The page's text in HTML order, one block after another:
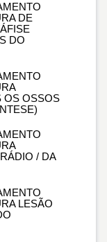
DE
DO
OS OSSOS
/ DA
LESÃO